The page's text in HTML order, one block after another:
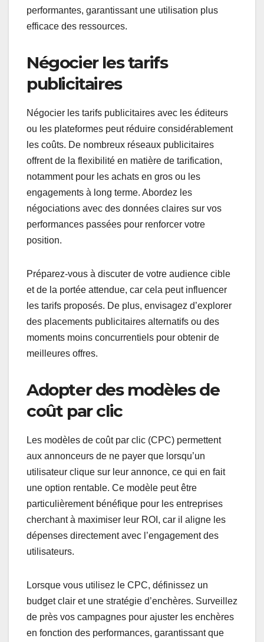
performantes, garantissant une utilisation plus
efficace des ressources.
Négocier les tarifs
publicitaires
Négocier les tarifs publicitaires avec les éditeurs
ou les plateformes peut réduire considérablement
les coûts. De nombreux réseaux publicitaires
offrent de la flexibilité en matière de tarification,
notamment pour les achats en gros ou les
engagements à long terme. Abordez les
négociations avec des données claires sur vos
performances passées pour renforcer votre
position.
Préparez-vous à discuter de votre audience cible
et de la portée attendue, car cela peut influencer
les tarifs proposés. De plus, envisagez d’explorer
des placements publicitaires alternatifs ou des
moments moins concurrentiels pour obtenir de
meilleures offres.
Adopter des modèles de
coût par clic
Les modèles de coût par clic (CPC) permettent
aux annonceurs de ne payer que lorsqu’un
utilisateur clique sur leur annonce, ce qui en fait
une option rentable. Ce modèle peut être
particulièrement bénéfique pour les entreprises
cherchant à maximiser leur ROI, car il aligne les
dépenses directement avec l’engagement des
utilisateurs.
Lorsque vous utilisez le CPC, définissez un
budget clair et une stratégie d’enchères. Surveillez
de près vos campagnes pour ajuster les enchères
en fonction des performances, garantissant que